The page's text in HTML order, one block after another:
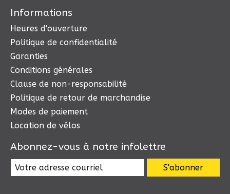
Informations
Heures d'ouverture
Politique de confidentialité
Garanties
Conditions générales
Clause de non-responsabilité
Politique de retour de marchandise
Modes de paiement
Location de vélos
Abonnez-vous à notre infolettre
S'abonner